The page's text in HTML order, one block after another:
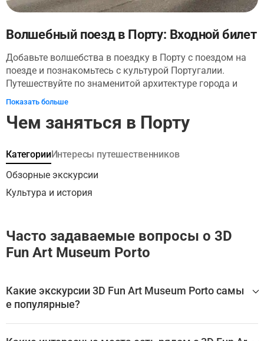
Волшебный поезд в Порту: Входной билет
Добавьте волшебства в поездку в Порту с поездом на
поезде и познакомьтесь с культурой Португалии.
Путешествуйте по знаменитой архитектуре города и
полюбуйтесь лучшим историческим центром. После
Узнайте больше о крепостных винных портах в одном из
старейших винных погребов Порту и насладитесь его
дегустацией. Сядьте обратно на борт поезда и увидите
другие достопримечательности, в том числе церковь
Кармелитас, недалеко от знаменитого книжного
магазина Lello.
Показать больше
Чем заняться в Порту
КатегорииИнтересы путешественников
Обзорные экскурсии
Культура и история
Часто задаваемые вопросы о 3D
Fun Art Museum Porto
Какие экскурсии 3D Fun Art Museum Porto самы
е популярные?